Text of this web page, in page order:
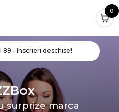
0
89 - înscrieri deschise!
surprize marca